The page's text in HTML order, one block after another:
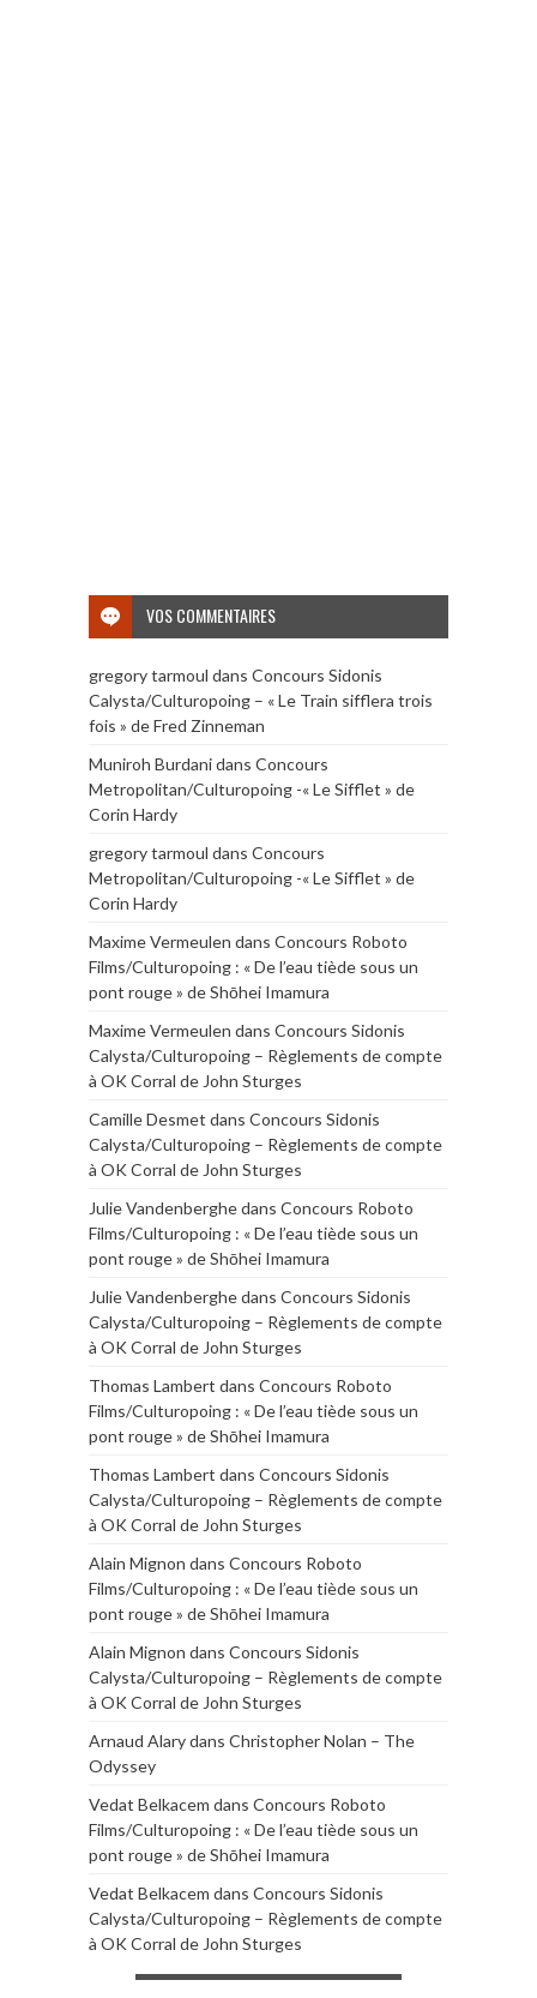
VOS COMMENTAIRES
gregory tarmoul dans Concours Sidonis
Calysta/Culturopoing – « Le Train sifflera trois
fois » de Fred Zinneman
Muniroh Burdanidans Concours
Metropolitan/Culturopoing -« Le Sifflet » de
Corin Hardy
gregory tarmoul dans Concours
Metropolitan/Culturopoing -« Le Sifflet » de
Corin Hardy
Maxime Vermeulen dans Concours Roboto
Films/Culturopoing : « De l’eau tiède sous un
pont rouge » de Shōhei Imamura
Maxime Vermeulen dans Concours Sidonis
Calysta/Culturopoing – Règlements de compte
à OK Corral de John Sturges
Camille Desmet dans Concours Sidonis
Calysta/Culturopoing – Règlements de compte
à OK Corral de John Sturges
Julie Vandenberghedans Concours Roboto
Films/Culturopoing : « De l’eau tiède sous un
pont rouge » de Shōhei Imamura
Julie Vandenberghedans Concours Sidonis
Calysta/Culturopoing – Règlements de compte
à OK Corral de John Sturges
Thomas Lambert dans Concours Roboto
Films/Culturopoing : « De l’eau tiède sous un
pont rouge » de Shōhei Imamura
Thomas Lambert dans Concours Sidonis
Calysta/Culturopoing – Règlements de compte
à OK Corral de John Sturges
Alain Mignon dans Concours Roboto
Films/Culturopoing : « De l’eau tiède sous un
pont rouge » de Shōhei Imamura
Alain Mignon dans Concours Sidonis
Calysta/Culturopoing – Règlements de compte
à OK Corral de John Sturges
Arnaud Alarydans Christopher Nolan – The
Odyssey
Vedat Belkacem dans Concours Roboto
Films/Culturopoing : « De l’eau tiède sous un
pont rouge » de Shōhei Imamura
Vedat Belkacem dans Concours Sidonis
Calysta/Culturopoing – Règlements de compte
à OK Corral de John Sturges